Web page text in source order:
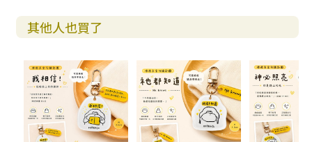
其他人也買了